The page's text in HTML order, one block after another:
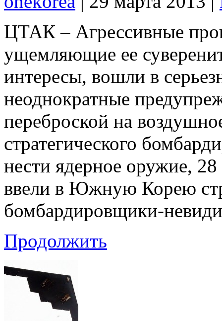
ЦТАК – Агрессивные
ущемляющие ее
интересы, вошли в
неоднократные
переброской на
стратегического
нести ядерное оружие,
ввели в Южную Корею
бомбардировщики-
Продолжить